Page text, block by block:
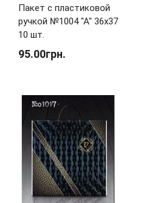
Пакет с пластиковой
ручкой №1004 "А" 36х37
10 шт.
95.00грн.